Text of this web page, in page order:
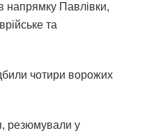
напрямку Павлівки,
та
чотири ворожих
резюмували у